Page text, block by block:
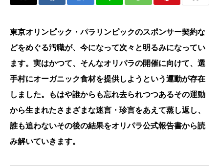
東京オリンピック・パラリンピックのスポンサー契約な
どをめぐる汚職が、今になって次々と明るみになってい
ます。実はかつて、そんなオリパラの開催に向けて、選
手村にオーガニック食材を提供しようという運動が存在
しました。もはや誰からも忘れ去られつつあるその運動
から生まれたさまざまな迷言・珍言をあえて蒸し返し、
誰も追わないその後の結果をオリパラ公式報告書から読
み解いていきます。